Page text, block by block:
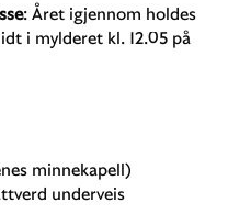
: Året igjennom holdes
i mylderet kl. 12.05 på
minnekapell)
underveis